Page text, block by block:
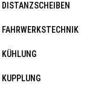
DISTANZSCHEIBEN
FAHRWERKSTECHNIK
KÜHLUNG
KUPPLUNG